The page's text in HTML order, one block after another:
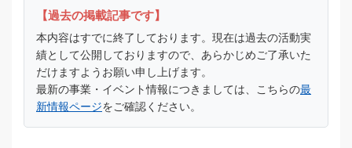
【過去の掲載記事です】
本内容はすでに終了しております。現在は過去の活動実
績として公開しておりますので、あらかじめご了承いた
だけますようお願い申し上げます。
最新の事業・イベント情報につきましては、こちらの最
新情報ページをご確認ください。